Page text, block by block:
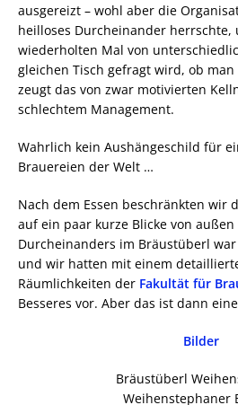
ausgereizt – wohl aber die
heilloses Durcheinander herrschte,
wiederholten Mal von
gleichen Tisch gefragt wird, ob
zeugt das von zwar motivierten
schlechtem Management.
Wahrlich kein Aushängeschild für
Brauereien der Welt …
Nach dem Essen beschränkten wir
auf ein paar kurze Blicke von außen
Durcheinanders im Bräustüberl
und wir hatten mit einem
Räumlichkeiten der Fakultät für
Besseres vor. Aber das ist dann
Bilder
Bräustüberl
Weihenstephaner